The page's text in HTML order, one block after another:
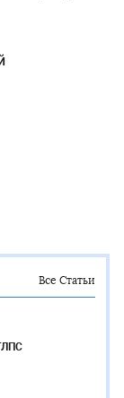
Все Статьи